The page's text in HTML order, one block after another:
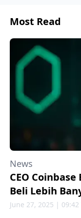
Most Read
News
CEO
Beli Lebih
June 27, 2025 | 09:42